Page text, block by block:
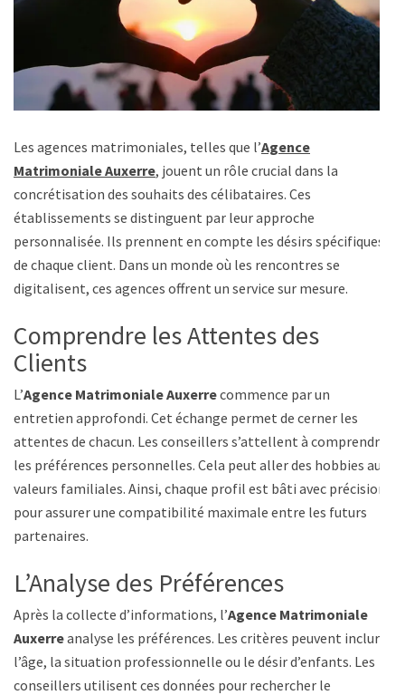
Les agences matrimoniales, telles que l’Agence
Matrimoniale Auxerre, jouent un rôle crucial dans la
concrétisation des souhaits des célibataires. Ces
établissements se distinguent par leur approche
personnalisée. Ils prennent en compte les désirs spécifiques
de chaque client. Dans un monde où les rencontres se
digitalisent, ces agences offrent un service sur mesure.
Comprendre les Attentes des
Clients
L’Agence Matrimoniale Auxerrecommence par un
entretien approfondi. Cet échange permet de cerner les
attentes de chacun. Les conseillers s’attellent à comprendre
les préférences personnelles. Cela peut aller des hobbies aux
valeurs familiales. Ainsi, chaque profil est bâti avec précision,
pour assurer une compatibilité maximale entre les futurs
partenaires.
L’Analyse des Préférences
Après la collecte d’informations, l’Agence Matrimoniale
Auxerreanalyse les préférences. Les critères peuvent inclure
l’âge, la situation professionnelle ou le désir d’enfants. Les
conseillers utilisent ces données pour rechercher le